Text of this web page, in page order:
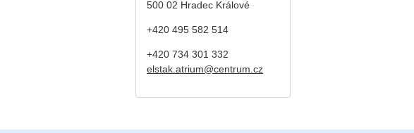
500 02 Hradec Králové
+420 495 582 514
+420 734 301 332
elstak.atrium@centrum.cz